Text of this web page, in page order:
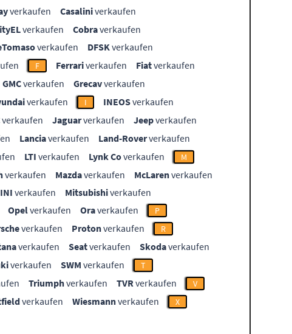
verkaufen Casaliniverkaufen
verkaufen Cobraverkaufen
verkaufen DFSKverkaufen
F Ferrariverkaufen Fiatverkaufen
GMCverkaufen Grecavverkaufen
verkaufen I INEOSverkaufen
verkaufen Jaguarverkaufen Jeepverkaufen
Lanciaverkaufen Land-Roververkaufen
LTI verkaufen Lynk Coverkaufen M
verkaufen Mazdaverkaufen McLarenverkaufen
verkaufen Mitsubishiverkaufen
Opelverkaufen Oraverkaufen P
verkaufen Protonverkaufen R
verkaufen Seatverkaufen Skodaverkaufen
verkaufen SWM verkaufen T
Triumphverkaufen TVRverkaufen V
verkaufen Wiesmannverkaufen X